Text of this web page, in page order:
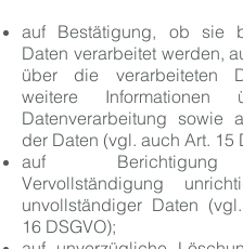
auf Bestätigung, ob sie
Daten verarbeitet werden,
über die verarbeiteten
weitere
Datenverarbeitung sowie
der Daten (vgl. auch Art. 15
auf
Vervollständigung
unvollständiger Daten
16 DSGVO);